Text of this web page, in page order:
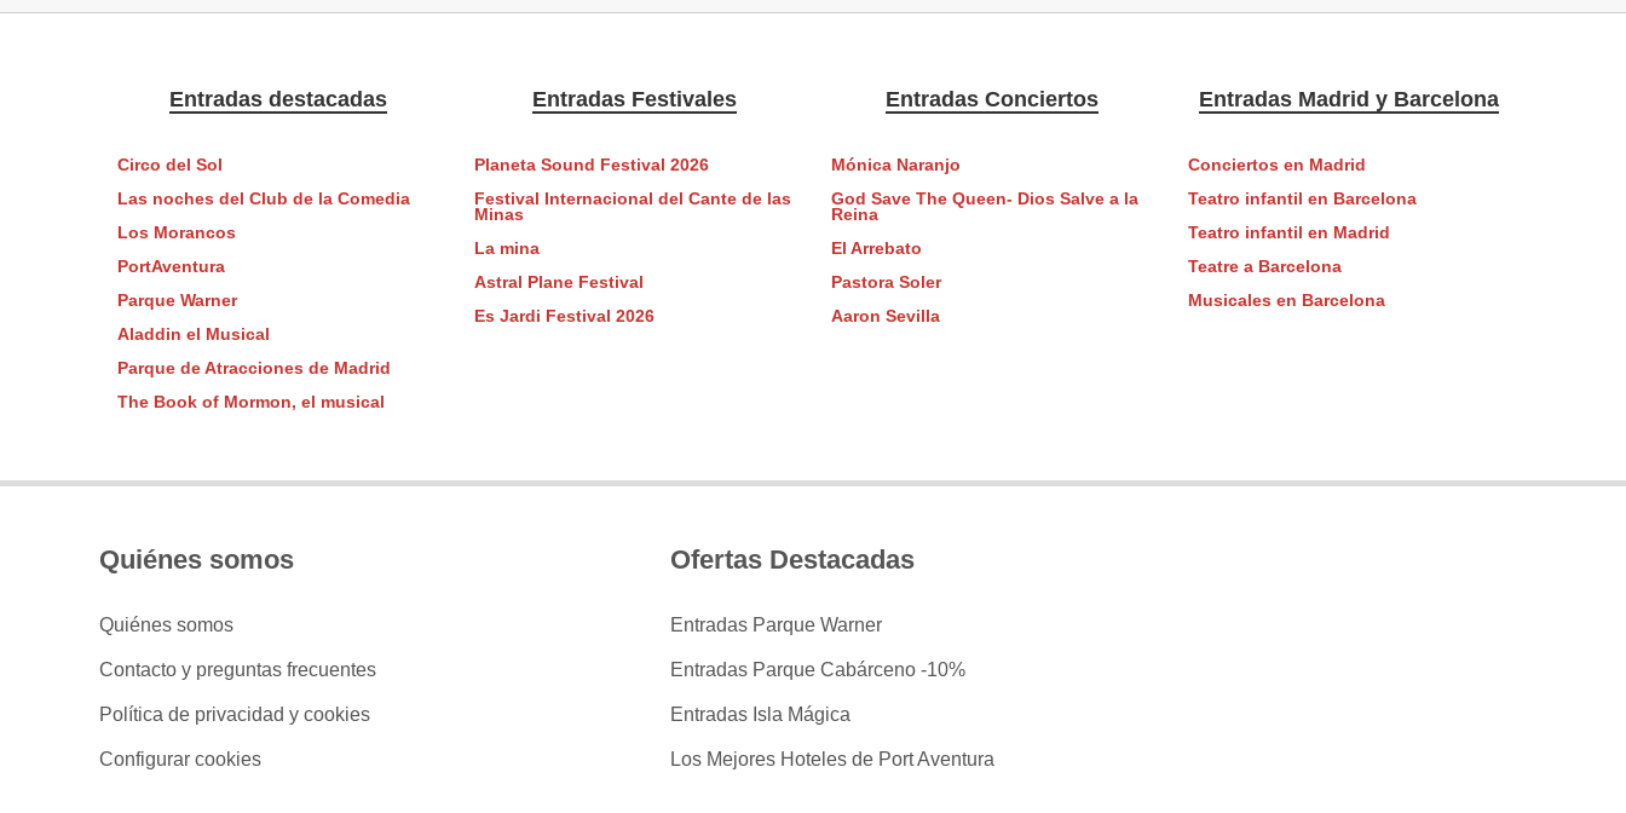
Entradas destacadas
Circo del Sol
Las noches del Club de la Comedia
Los Morancos
PortAventura
Parque Warner
Aladdin el Musical
Parque de Atracciones de Madrid
The Book of Mormon, el musical
Entradas Festivales
Planeta Sound Festival 2026
Festival Internacional del Cante de las
Minas
La mina
Astral Plane Festival
Es Jardi Festival 2026
Entradas Conciertos
Mónica Naranjo
God Save The Queen- Dios Salve a la
Reina
El Arrebato
Pastora Soler
Aaron Sevilla
Entradas Madrid y Barcelona
Conciertos en Madrid
Teatro infantil en Barcelona
Teatro infantil en Madrid
Teatre a Barcelona
Musicales en Barcelona
Quiénes somos
Quiénes somos
Contacto y preguntas frecuentes
Política de privacidad y cookies
Configurar cookies
Ofertas Destacadas
Entradas Parque Warner
Entradas Parque Cabárceno -10%
Entradas Isla Mágica
Los Mejores Hoteles de Port Aventura